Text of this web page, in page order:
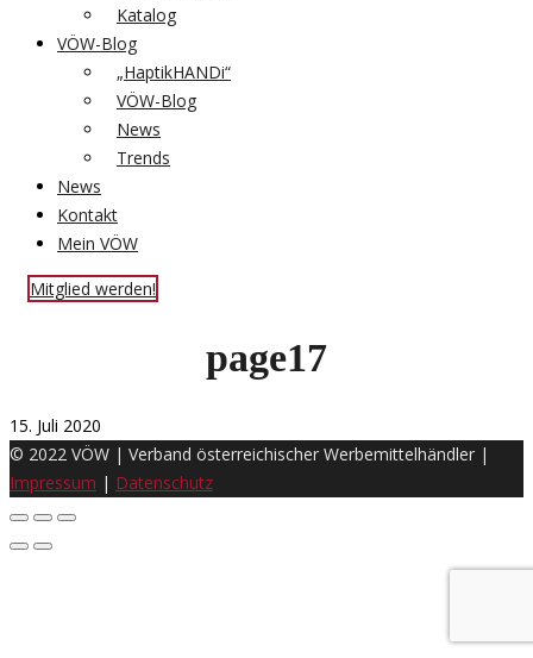
Katalog
VÖW-Blog
„HaptikHANDi“
VÖW-Blog
News
Trends
News
Kontakt
Mein VÖW
Mitglied werden!
page17
15. Juli 2020
© 2022 VÖW | Verband österreichischer Werbemittelhändler |
Impressum | Datenschutz